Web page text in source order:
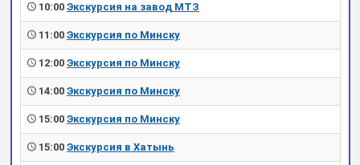
10:00 Экскурсия на завод МТЗ
11:00 Экскурсия по Минску
12:00 Экскурсия по Минску
14:00 Экскурсия по Минску
15:00 Экскурсия по Минску
15:00 Экскурсия в Хатынь